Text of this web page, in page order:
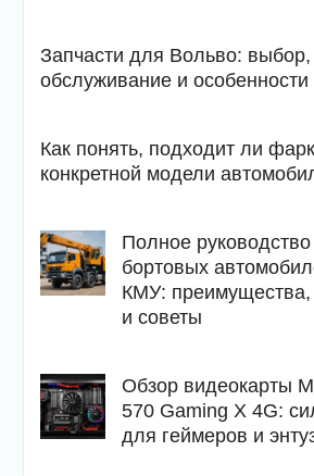
Запчасти для Вольво: выбор,
обслуживание и
Как понять, подходит ли
конкретной модели
Полное руководство
бортовых
КМУ: преимущества,
и советы
Обзор видеокарты
570 Gaming X 4G:
для геймеров и